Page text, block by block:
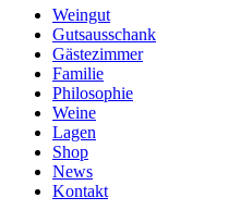
Weingut
Gutsausschank
Gästezimmer
Familie
Philosophie
Weine
Lagen
Shop
News
Kontakt